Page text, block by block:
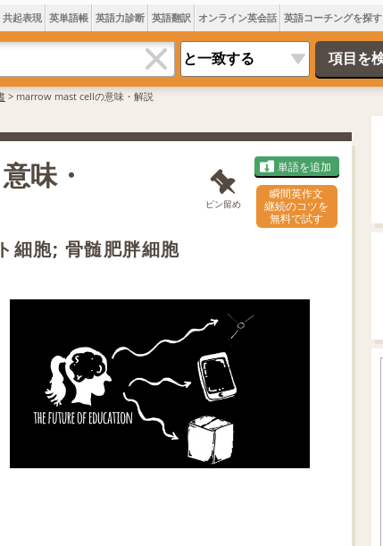
共起表現 英単語帳 英語力診断 英語翻訳 オンライン英会話 英語コーチングを探す
> marrow mast cellの意味・解説
味・
ピン留め
単語を追加
瞬間英作文
継続のコツを
無料で試す
細胞; 骨髄肥胖細胞